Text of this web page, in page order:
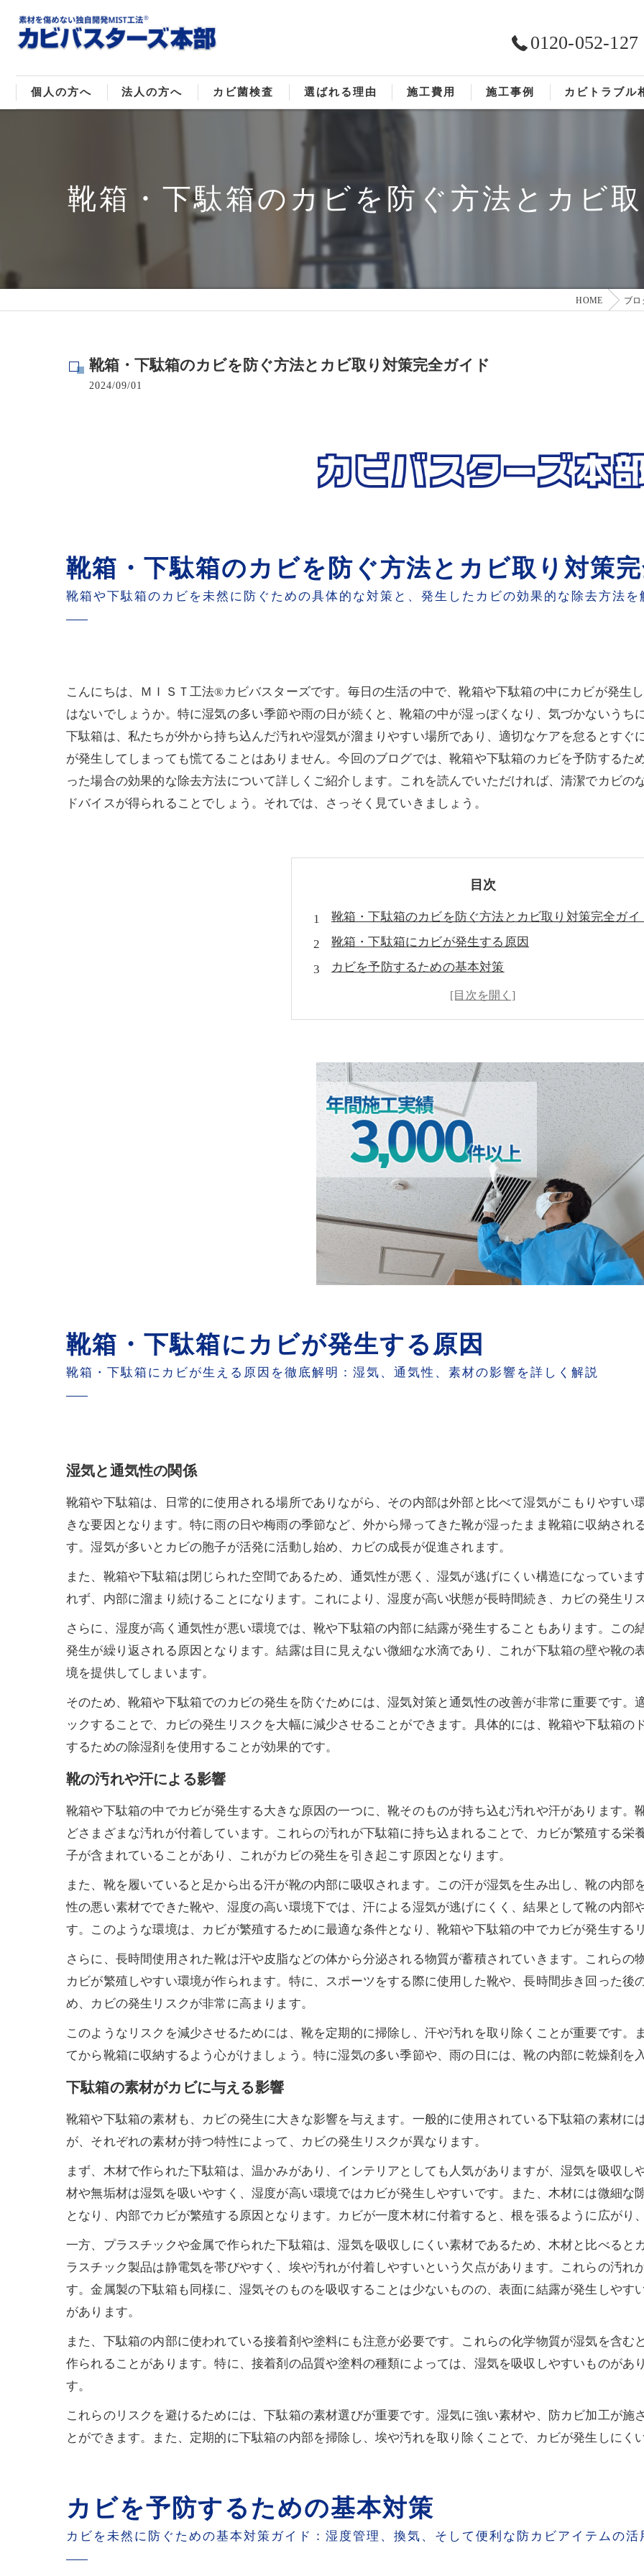
0120-052-127
個人の方へ 法人の方へ
店舗のカビ取り
病院･クリニックのカビ取り
カビ菌検査 選ばれる理由
MIST工法®
施工費用 施工事例 カビトラブル
靴箱・下駄箱のカビを防ぐ方法とカビ
HOME ブロ
靴箱・下駄箱のカビを防ぐ方法とカビ取り対策完全ガイド
2024/09/01
靴箱・下駄箱のカビを防ぐ方法とカビ取り対策
靴箱や下駄箱のカビを未然に防ぐための具体的な対策と、発生したカビの効果的な除去方法を
こんにちは、ＭＩＳＴ工法®カビバスターズです。毎日の生活の中で、靴箱や下駄箱の中にカビが発生
はないでしょうか。特に湿気の多い季節や雨の日が続くと、靴箱の中が湿っぽくなり、気づかないうち
下駄箱は、私たちが外から持ち込んだ汚れや湿気が溜まりやすい場所であり、適切なケアを怠るとすぐ
が発生してしまっても慌てることはありません。今回のブログでは、靴箱や下駄箱のカビを予防するた
った場合の効果的な除去方法について詳しくご紹介します。これを読んでいただければ、清潔でカビの
ドバイスが得られることでしょう。それでは、さっそく見ていきましょう。
目次
靴箱・下駄箱のカビを防ぐ方法とカビ取り対策完全ガイ
靴箱・下駄箱にカビが発生する原因
カビを予防するための基本対策
靴箱・下駄箱でカビが発生した場合の対処法
カビ防止に役立つおすすめのアイテム
まとめ：清潔でカビのない靴箱・下駄箱を維持するため
靴箱・下駄箱にカビが発生する原因
靴箱・下駄箱にカビが生える原因を徹底解明：湿気、通気性、素材の影響を詳しく解説
湿気と通気性の関係
靴箱や下駄箱は、日常的に使用される場所でありながら、その内部は外部と比べて湿気がこもりやすい
きな要因となります。特に雨の日や梅雨の季節など、外から帰ってきた靴が湿ったまま靴箱に収納され
す。湿気が多いとカビの胞子が活発に活動し始め、カビの成長が促進されます。
また、靴箱や下駄箱は閉じられた空間であるため、通気性が悪く、湿気が逃げにくい構造になっていま
れず、内部に溜まり続けることになります。これにより、湿度が高い状態が長時間続き、カビの発生リ
さらに、湿度が高く通気性が悪い環境では、靴や下駄箱の内部に結露が発生することもあります。この
発生が繰り返される原因となります。結露は目に見えない微細な水滴であり、これが下駄箱の壁や靴の
境を提供してしまいます。
そのため、靴箱や下駄箱でのカビの発生を防ぐためには、湿気対策と通気性の改善が非常に重要です。
ックすることで、カビの発生リスクを大幅に減少させることができます。具体的には、靴箱や下駄箱の
するための除湿剤を使用することが効果的です。
靴の汚れや汗による影響
靴箱や下駄箱の中でカビが発生する大きな原因の一つに、靴そのものが持ち込む汚れや汗があります。
どさまざまな汚れが付着しています。これらの汚れが下駄箱に持ち込まれることで、カビが繁殖する栄
子が含まれていることがあり、これがカビの発生を引き起こす原因となります。
また、靴を履いていると足から出る汗が靴の内部に吸収されます。この汗が湿気を生み出し、靴の内部
性の悪い素材でできた靴や、湿度の高い環境下では、汗による湿気が逃げにくく、結果として靴の内部
す。このような環境は、カビが繁殖するために最適な条件となり、靴箱や下駄箱の中でカビが発生する
さらに、長時間使用された靴は汗や皮脂などの体から分泌される物質が蓄積されていきます。これらの
カビが繁殖しやすい環境が作られます。特に、スポーツをする際に使用した靴や、長時間歩き回った後
め、カビの発生リスクが非常に高まります。
このようなリスクを減少させるためには、靴を定期的に掃除し、汗や汚れを取り除くことが重要です。
てから靴箱に収納するよう心がけましょう。特に湿気の多い季節や、雨の日には、靴の内部に乾燥剤を
下駄箱の素材がカビに与える影響
靴箱や下駄箱の素材も、カビの発生に大きな影響を与えます。一般的に使用されている下駄箱の素材に
が、それぞれの素材が持つ特性によって、カビの発生リスクが異なります。
まず、木材で作られた下駄箱は、温かみがあり、インテリアとしても人気がありますが、湿気を吸収し
材や無垢材は湿気を吸いやすく、湿度が高い環境ではカビが発生しやすいです。また、木材には微細な
となり、内部でカビが繁殖する原因となります。カビが一度木材に付着すると、根を張るように広がり
一方、プラスチックや金属で作られた下駄箱は、湿気を吸収しにくい素材であるため、木材と比べると
ラスチック製品は静電気を帯びやすく、埃や汚れが付着しやすいという欠点があります。これらの汚れ
す。金属製の下駄箱も同様に、湿気そのものを吸収することは少ないものの、表面に結露が発生しやす
があります。
また、下駄箱の内部に使われている接着剤や塗料にも注意が必要です。これらの化学物質が湿気を含む
作られることがあります。特に、接着剤の品質や塗料の種類によっては、湿気を吸収しやすいものがあ
す。
これらのリスクを避けるためには、下駄箱の素材選びが重要です。湿気に強い素材や、防カビ加工が施
とができます。また、定期的に下駄箱の内部を掃除し、埃や汚れを取り除くことで、カビが発生しにく
カビを予防するための基本対策
カビを未然に防ぐための基本対策ガイド：湿度管理、換気、そして便利な防カビアイテムの活